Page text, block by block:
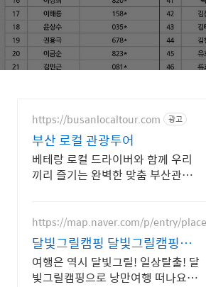
https://busanlocaltour.com 광고
부산 로컬 관광투어
베테랑 로컬 드라이버와 함께 우리
끼리 즐기는 완벽한 맞춤 부산관광
니다.
https://map.naver.com/p/entry/
62
달빛그릴캠핑 달빛그릴캠핑으
로 힐링여행가자
여행은 역시 달빛그릴! 일상탈출! 달
빛그릴캠핑으로 낭만여행 떠나요!